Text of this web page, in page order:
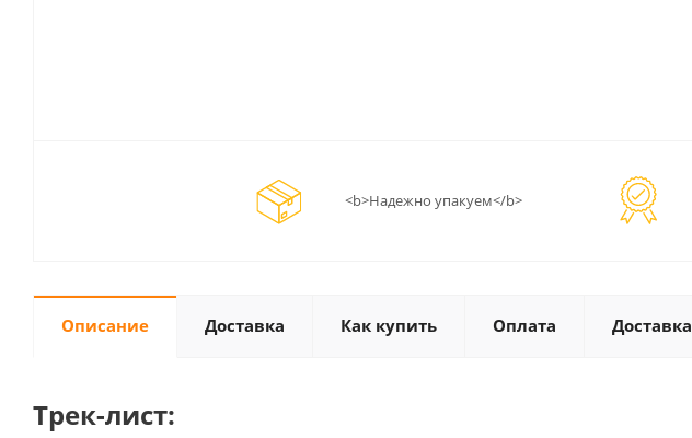
<b>Надежно упакуем</b>
Описание Доставка Как купить Оплата Доставка
Трек-лист: